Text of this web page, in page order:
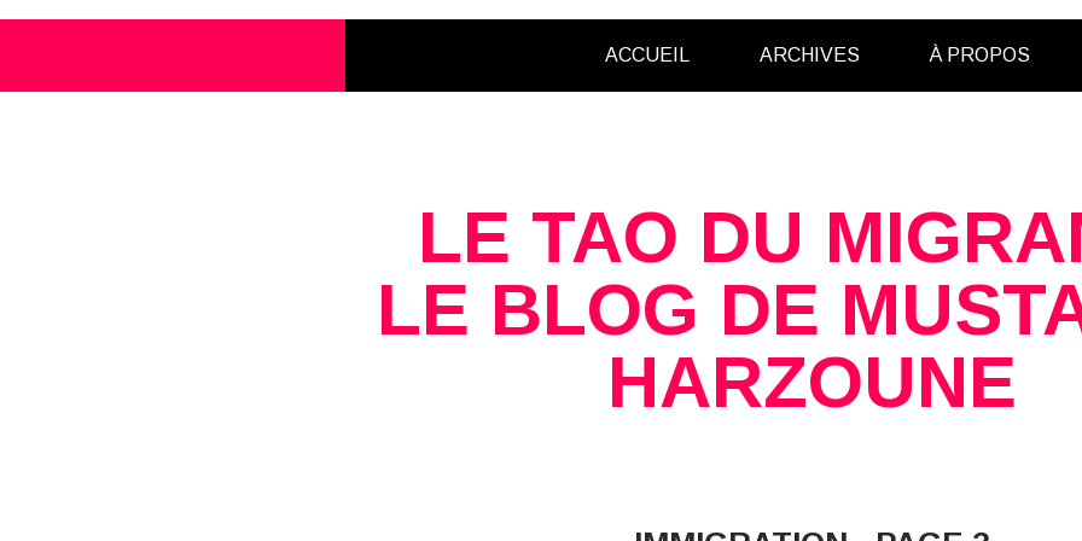
ACCUEIL ARCHIVES À PROPOS
LE TAO DU
LE BLOG DE
HARZOUNE